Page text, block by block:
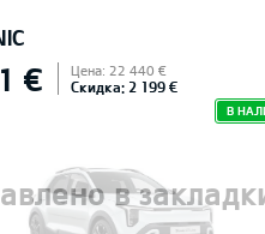
в
€ Цена: 22 440 €
Скидка: 2 199 €
В